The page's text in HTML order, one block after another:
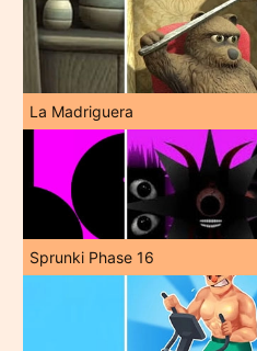
La Madriguera
Sprunki Phase 16